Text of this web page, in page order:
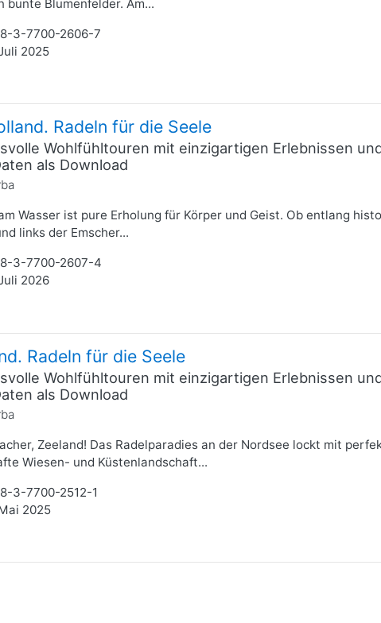
bunte Blumenfelder. Am...
3-7700-2606-7
2025
Radeln für die Seele
Wohlfühltouren mit einzigartigen Erlebnissen
als Download
Wasser ist pure Erholung für Körper und Geist. Ob entlang
links der Emscher...
3-7700-2607-4
2026
Radeln für die Seele
Wohlfühltouren mit einzigartigen Erlebnissen
als Download
Zeeland! Das Radelparadies an der Nordsee lockt mit
Wiesen- und Küstenlandschaft...
3-7700-2512-1
2025